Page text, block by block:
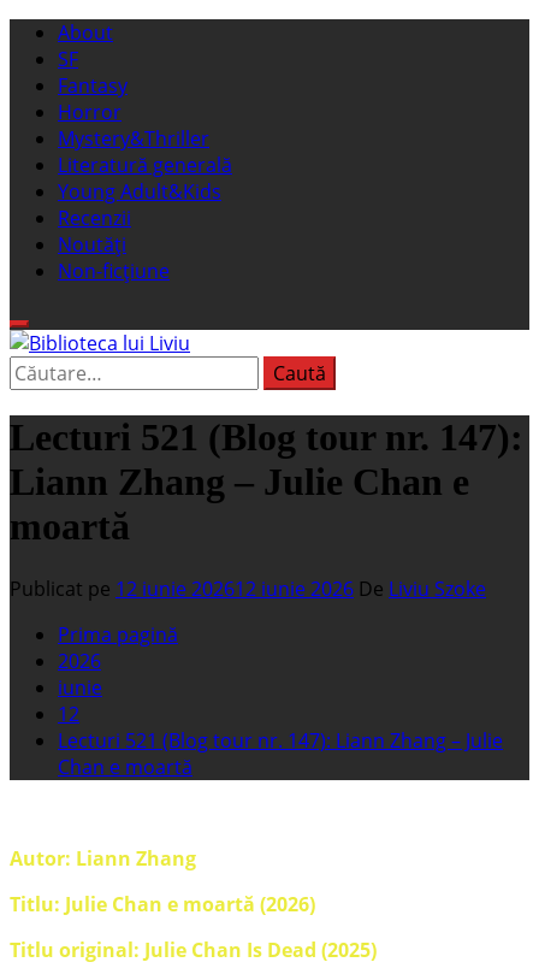
Sari
conținut
Meniu
principal
About
SF
Fantasy
Horror
Mystery&Thriller
Literatură generală
Young Adult&Kids
Recenzii
Noutăți
Non-ficțiune
Biblioteca lui Liviu
Fostul blog FanSF
Caută
după:
Lecturi 521 (Blog tour nr. 147):
Liann Zhang – Julie Chan e
moartă
Publicat pe 12 iunie 202612 iunie 2026 De Liviu Szoke
Prima pagină
2026
iunie
12
Lecturi 521 (Blog tour nr. 147): Liann Zhang – Julie
Chan e moartă
Autor: Liann Zhang
Titlu: Julie Chan e moartă (2026)
Titlu original: Julie Chan Is Dead (2025)